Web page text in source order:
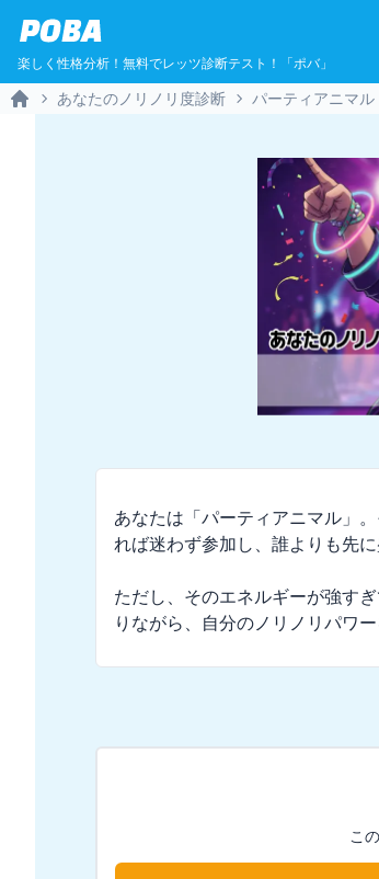
POBA
楽しく性格分析！無料でレッツ診断テスト！「ポバ」
あなたのノリノリ度診断 パーティアニマル
あなたは「パーティアニマル」
れば迷わず参加し、誰よりも先
ただし、そのエネルギーが強す
りながら、自分のノリノリパワ
こ